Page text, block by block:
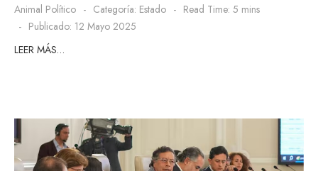
Animal Político Categoría: Estado
Read Time: 5 mins
Publicado: 12 Mayo 2025
LEER MÁS…